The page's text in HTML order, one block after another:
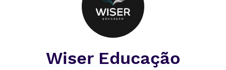
Wiser Educação